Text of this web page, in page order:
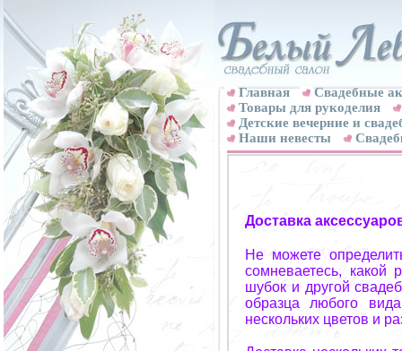
Главная
Свадебные
Товары для рукоделия
Детские вечерние и
Наши невесты
Доставка
Не можете
сомневаетесь, какой
шубок и другой
образца любого
нескольких цветов и